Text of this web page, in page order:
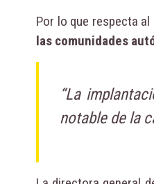
Por lo que respecta
las comunidades
“La
notable de la